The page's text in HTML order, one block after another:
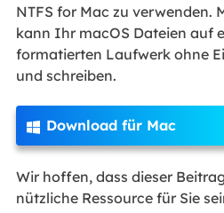
NTFS for Mac zu verwenden.
kann Ihr macOS Dateien auf
formatierten Laufwerk ohne
und schreiben.
 Download für Mac
Wir hoffen, dass dieser
nützliche Ressource für Sie